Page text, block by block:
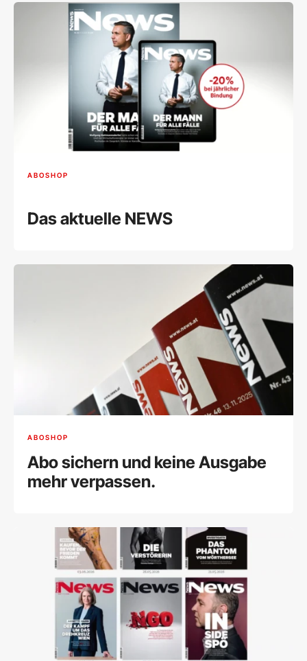
ABOSHOP
Das aktuelle NEWS
ABOSHOP
Abo sichern und keine Ausgabe
mehr verpassen.